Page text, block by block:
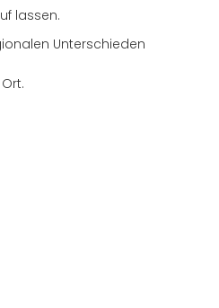
lassen.
Unterschieden